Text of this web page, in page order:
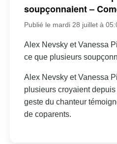
soupçonnaient –
Publié le mardi 28 juillet à
Alex Nevsky et Vanessa
ce que plusieurs
Alex Nevsky et Vanessa
plusieurs croyaient
geste du chanteur
de coparents.